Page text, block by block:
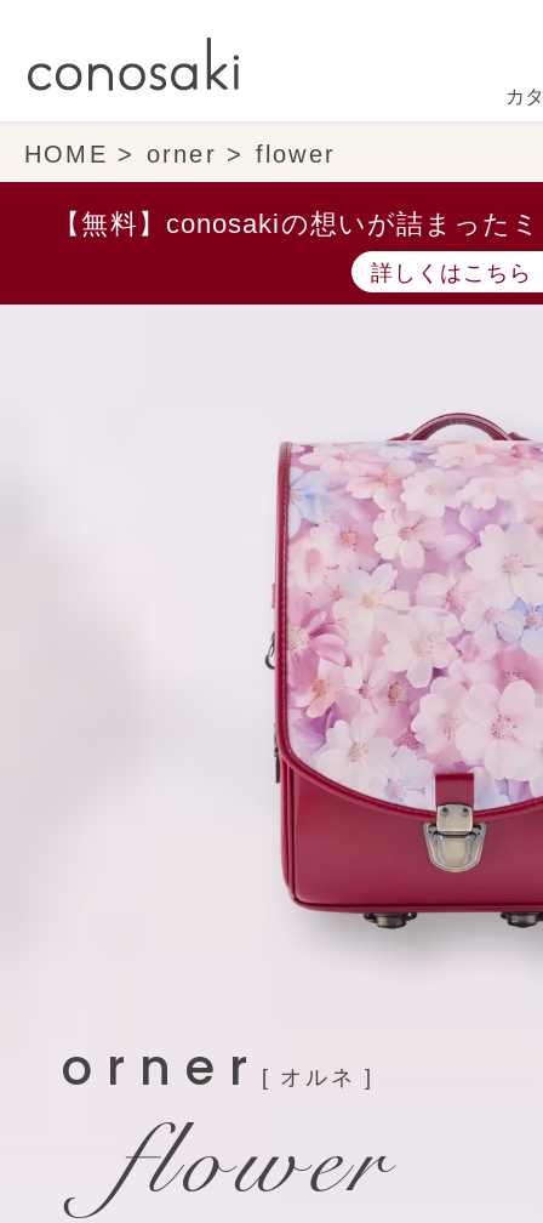
カ
HOME orner flower
【無料】conosakiの想いが詰まった
詳しくはこちら
orner [ オルネ ]
flower